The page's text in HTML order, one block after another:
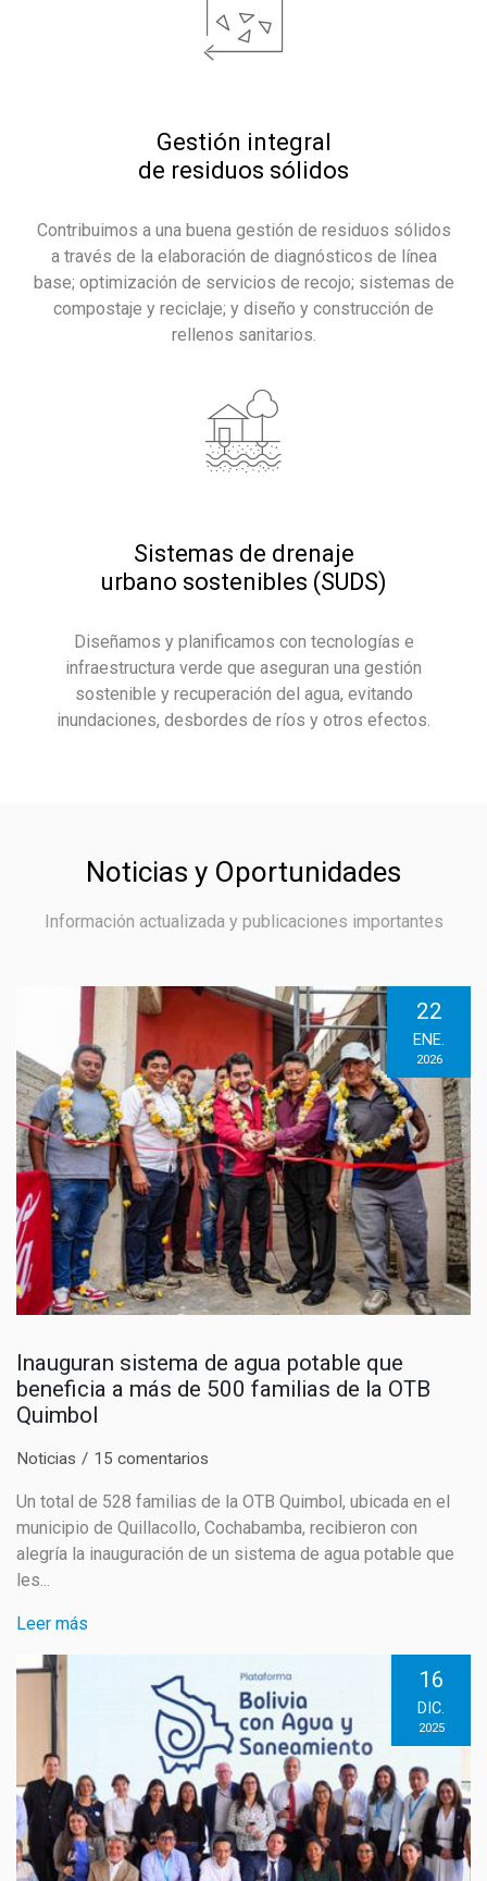
Gestión integral
de residuos sólidos
Contribuimos a una buena gestión de residuos sólidos
a través de la elaboración de diagnósticos de línea
base; optimización de servicios de recojo; sistemas de
compostaje y reciclaje; y diseño y construcción de
rellenos sanitarios.
Sistemas de drenaje
urbano sostenibles (SUDS)
Diseñamos y planificamos con tecnologías e
infraestructura verde que aseguran una gestión
sostenible y recuperación del agua, evitando
inundaciones, desbordes de ríos y otros efectos.
Noticias y Oportunidades
Información actualizada y publicaciones importantes
22
ENE.
2026
Inauguran sistema de agua potable que
beneficia a más de 500 familias de la OTB
Quimbol
Noticias 15 comentarios
Un total de 528 familias de la OTB Quimbol, ubicada en el
municipio de Quillacollo, Cochabamba, recibieron con
alegría la inauguración de un sistema de agua potable que
les...
Leer más
16
DIC.
2025